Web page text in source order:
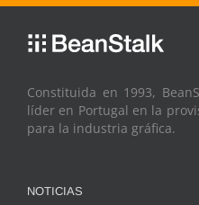
Constituida en 1993,
líder en Portugal en la
para la industria gráfica.
NOTICIAS